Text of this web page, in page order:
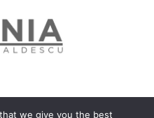
we give you the best